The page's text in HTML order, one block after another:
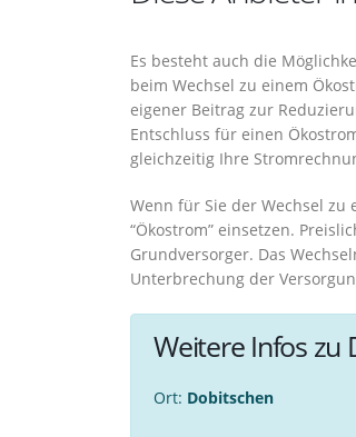
Es besteht auch die
beim Wechsel zu einem
eigener Beitrag zur
Entschluss für einen
gleichzeitig Ihre
Wenn für Sie der Wechsel
“Ökostrom” einsetzen.
Grundversorger. Das
Unterbrechung der
Weitere Infos zu
Ort: Dobitschen